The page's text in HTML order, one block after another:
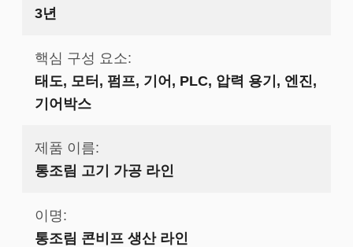
3년
핵심 구성 요소:
태도, 모터, 펌프, 기어, PLC, 압력 용기, 엔진,
기어박스
제품 이름:
통조림 고기 가공 라인
이명:
통조림 콘비프 생산 라인